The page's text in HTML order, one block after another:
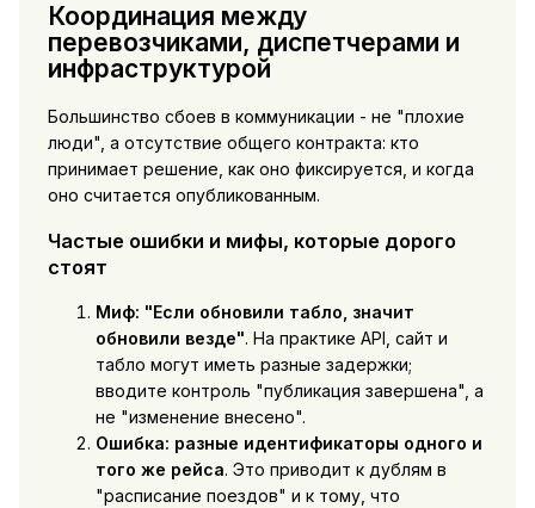
Координация между
перевозчиками, диспетчерами и
инфраструктурой
Большинство сбоев в коммуникации - не "плохие
люди", а отсутствие общего контракта: кто
принимает решение, как оно фиксируется, и когда
оно считается опубликованным.
Частые ошибки и мифы, которые дорого
стоят
Миф: "Если обновили табло, значит
обновили везде". На практике API, сайт и
табло могут иметь разные задержки;
вводите контроль "публикация завершена", а
не "изменение внесено".
Ошибка: разные идентификаторы одного и
того же рейса. Это приводит к дублям в
"расписание поездов" и к тому, что